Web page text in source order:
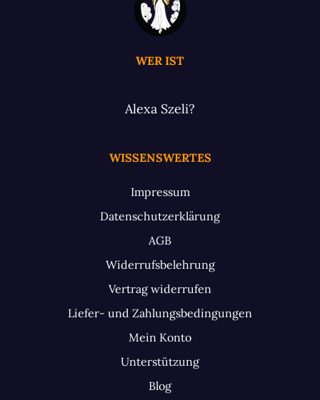
WER IST
Alexa Szeli?
WISSENSWERTES
Impressum
Datenschutzerklärung
AGB
Widerrufsbelehrung
Vertrag widerrufen
Liefer- und Zahlungsbedingungen
Mein Konto
Unterstützung
Blog